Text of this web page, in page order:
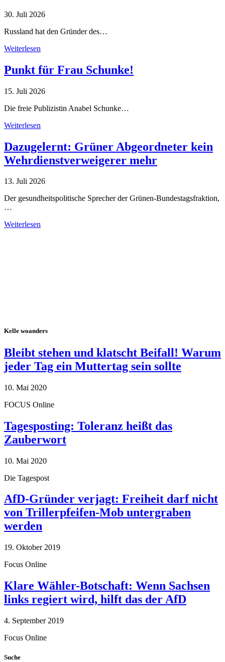
30. Juli 2026
Russland hat den Gründer des…
Weiterlesen
Punkt für Frau Schunke!
15. Juli 2026
Die freie Publizistin Anabel Schunke…
Weiterlesen
Dazugelernt: Grüner Abgeordneter kein
Wehrdienstverweigerer mehr
13. Juli 2026
Der gesundheitspolitische Sprecher der Grünen-Bundestagsfraktion,
…
Weiterlesen
Kelle woanders
Bleibt stehen und klatscht Beifall! Warum
jeder Tag ein Muttertag sein sollte
10. Mai 2020
FOCUS Online
Tagesposting: Toleranz heißt das
Zauberwort
10. Mai 2020
Die Tagespost
AfD-Gründer verjagt: Freiheit darf nicht
von Trillerpfeifen-Mob untergraben
werden
19. Oktober 2019
Focus Online
Klare Wähler-Botschaft: Wenn Sachsen
links regiert wird, hilft das der AfD
4. September 2019
Focus Online
Suche